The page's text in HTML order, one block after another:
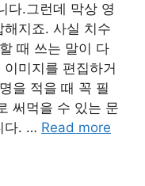
다.그런데 막상 영
지죠. 사실 치수
때 쓰는 말이 다
미지를 편집하거
을 적을 때 꼭 필
써먹을 수 있는 문
다. … Read more